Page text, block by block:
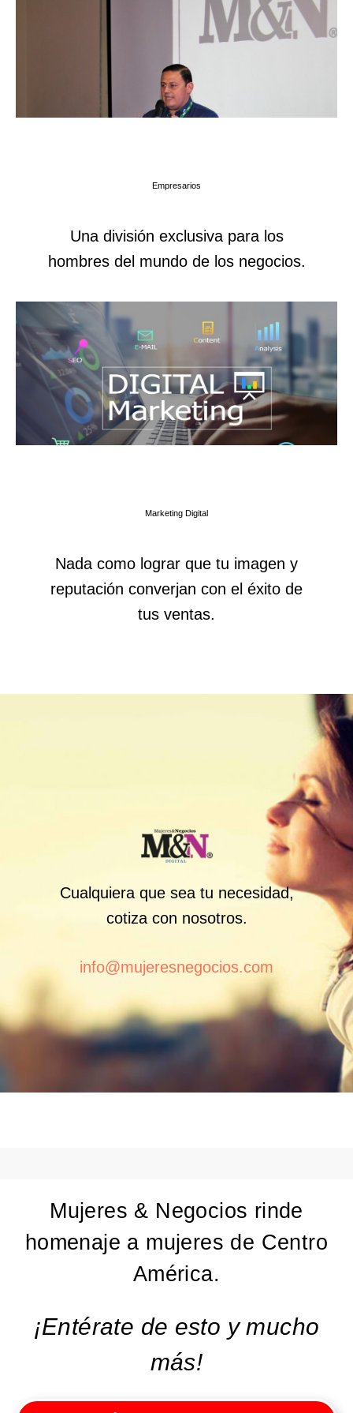
Empresarios
Una división exclusiva para los
hombres del mundo de los negocios.
Marketing Digital
Nada como lograr que tu imagen y
reputación converjan con el éxito de
tus ventas.
Cualquiera que sea tu necesidad,
cotiza con nosotros.
info@mujeresnegocios.com
Mujeres & Negocios rinde
homenaje a mujeres de Centro
América.
¡Entérate de esto y mucho
más!